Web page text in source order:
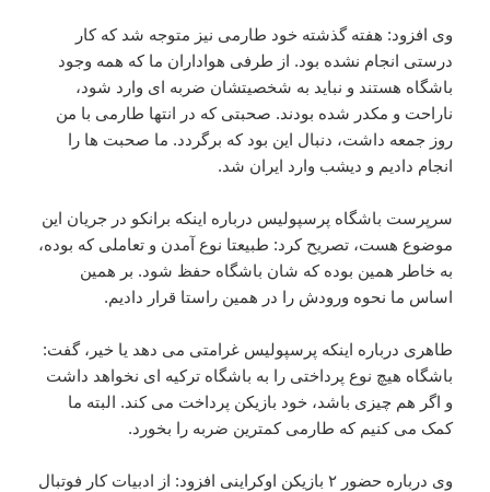
وی افزود: هفته گذشته خود طارمی نیز متوجه شد که کار
درستی انجام نشده بود. از طرفی هواداران ما که همه وجود
باشگاه هستند و نباید به شخصیتشان ضربه ای وارد شود،
ناراحت و مکدر شده بودند. صحبتی که در انتها طارمی با من
روز جمعه داشت، دنبال این بود که برگردد. ما صحبت ها را
انجام دادیم و دیشب وارد ایران شد.
سرپرست باشگاه پرسپولیس درباره اینکه برانکو در جریان این
موضوع هست، تصریح کرد: طبیعتا نوع آمدن و تعاملی که بوده،
به خاطر همین بوده که شان باشگاه حفظ شود. بر همین
اساس ما نحوه ورودش را در همین راستا قرار دادیم.
طاهری درباره اینکه پرسپولیس غرامتی می دهد یا خیر، گفت:
باشگاه هیچ نوع پرداختی را به باشگاه ترکیه ای نخواهد داشت
و اگر هم چیزی باشد، خود بازیکن پرداخت می کند. البته ما
کمک می کنیم که طارمی کمترین ضربه را بخورد.
وی درباره حضور ۲ بازیکن اوکراینی افزود: از ادبیات کار فوتبال